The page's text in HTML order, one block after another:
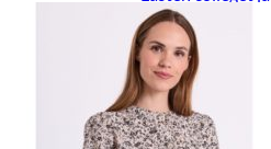
Lasten neuleet
Lasten mekot ja hameet
Mekot ja hameet
Lasten
Liivit
Lasten housut
Lasten housut